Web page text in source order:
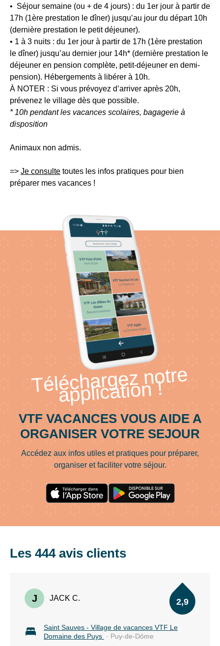
RECHERCHER
Une destination, un
15
jours
=>
Je
découvre
le
village
vacances
de
Singleyrac
• Séjour semaine (ou + de 4 jours) : du 1er jour à partir de
17h (1ère prestation le dîner) jusqu’au jour du départ 10h
(dernière prestation le petit déjeuner).
• 1 à 3 nuits : du 1er jour à partir de 17h (1ère prestation
le dîner) jusqu’au dernier jour 14h* (dernière prestation le
déjeuner en pension complète, petit-déjeuner en demi-
pension). Hébergements à libérer à 10h.
À NOTER : Si vous prévoyez d’arriver après 20h,
prévenez le village dès que possible.
* 10h pendant les vacances scolaires, bagagerie à
disposition
Animaux non admis.
=> Je consulte toutes les infos pratiques pour bien
préparer mes vacances !
Téléchargez notre
application !
VTF VACANCES VOUS AIDE A
ORGANISER VOTRE SEJOUR
Accédez aux infos utiles et pratiques pour préparer,
organiser et faciliter votre séjour.
Les 444 avis clients
J JACK C.
Saint Sauves - Village de vacances VTF Le
Domaine des Puys · Puy-de-Dôme
2,9